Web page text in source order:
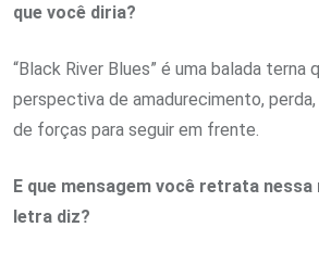
que você diria?
“Black River Blues” é uma balada terna
perspectiva de amadurecimento,
de forças para seguir em frente.
E que mensagem você retrata nessa
letra diz?